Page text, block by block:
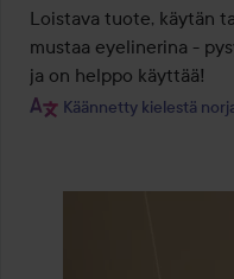
/
5
Loistava tuote, käytän
mustaa eyelinerina -
ja on helppo käyttää!
Käännetty kielestä